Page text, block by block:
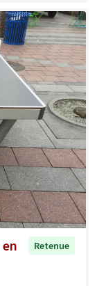
Retenue